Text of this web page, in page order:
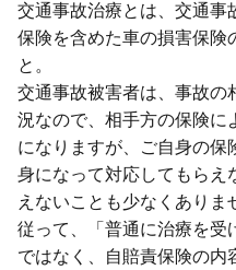
交通事故治療とは、交通事
保険を含めた⾞の損害保険
と。
交通事故被害者は、事故の
況なので、相⼿⽅の保険に
になりますが、ご⾃⾝の保
⾝になって対応してもらえ
えないことも少なくありま
従って、「普通に治療を受
ではなく、⾃賠責保険の内